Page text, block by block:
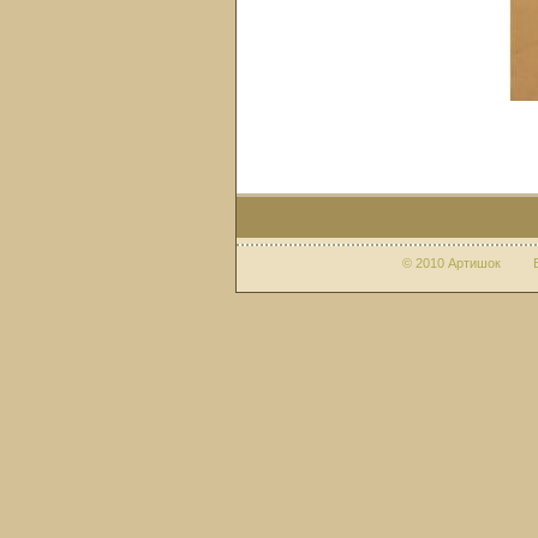
© 2010 Артишок